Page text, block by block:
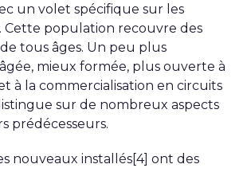
un volet spécifique sur les
Cette population recouvre des
tous âges. Un peu plus
mieux formée, plus ouverte à
à la commercialisation en circuits
sur de nombreux aspects
prédécesseurs.
nouveaux installés[4] ont des